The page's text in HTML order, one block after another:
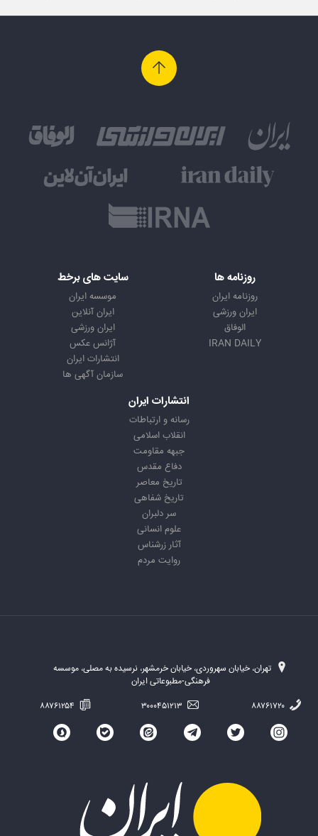
روزنامه ها
روزنامه ایران
ایران ورزشی
الوفاق
IRAN DAILY
سایت های برخط
موسسه ایران
ایران آنلاین
ایران ورزشی
آژانس عکس
انتشارات ایران
سازمان آگهی ها
انتشارات ایران
رسانه و ارتباطات
انقلاب اسلامی
جبهه مقاومت
دفاع مقدس
تاریخ معاصر
تاریخ شفاهی
سر دلبران
علوم انسانی
آثار زرشناس
روایت مردم
تهران، خیابان سهروردی، خیابان خرمشهر، نرسیده به مصلی، موسسه
فرهنگی-مطبوعاتی ایران